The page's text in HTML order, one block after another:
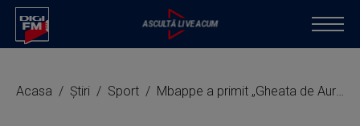
Acasa Știri Sport Mbappe a primit „Gheata de Aur” pe stadionul Santiago Bernabeu. „Este o plăcere să joc pentru Real Madrid, să-mi îndeplinesc visul din copilărie”